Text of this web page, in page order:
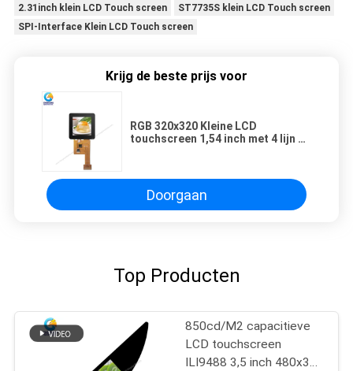
2.31inch klein LCD Touch screen
ST7735S klein LCD Touch screen
SPI-Interface Klein LCD Touch screen
Krijg de beste prijs voor
RGB 320x320 Kleine LCD
touchscreen 1,54 inch met 4 lijn 8
Doorgaan
Top Producten
850cd/M2 capacitieve
LCD touchscreen
ILI9488 3,5 inch 480x320